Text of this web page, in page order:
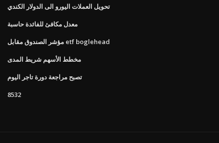
تحويل العملات اليورو الى الدولار الكندي
معدل مكافئ للفائدة حاسبة
مؤشر الصندوق مقابل etf boglehead
مخطط الأسهم شريط المدى
تصبح مراجعة دورة تاجر اليوم
8532